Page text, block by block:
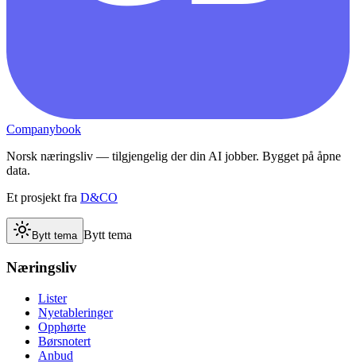
Companybook
Norsk næringsliv — tilgjengelig der din AI jobber. Bygget på åpne
data.
Et prosjekt fra D&CO
Bytt tema Bytt tema
Næringsliv
Lister
Nyetableringer
Opphørte
Børsnotert
Anbud